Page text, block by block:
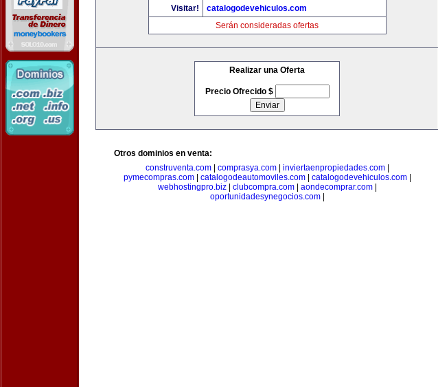
Visitar!
catalogodevehiculos.com
Serán consideradas ofertas
Realizar una Oferta
Precio Ofrecido $
Otros dominios en venta:
construventa.com| comprasya.com| inviertaenpropiedades.com|
pymecompras.com| catalogodeautomoviles.com| catalogodevehiculos.com|
webhostingpro.biz| clubcompra.com| aondecomprar.com|
oportunidadesynegocios.com|